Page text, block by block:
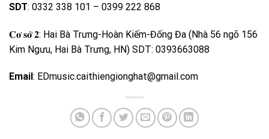
SDT: 0332 338 101 – 0399 222 868
𝐂𝐨̛ 𝐬𝐨̛̉ 𝟐: Hai Bà Trưng-Hoàn Kiếm-Đống Đa (Nhà 56 ngõ 156
Kim Ngưu, Hai Bà Trưng, HN) SDT: 0393663088
Email : EDmusic.caithiengionghat@gmail.com